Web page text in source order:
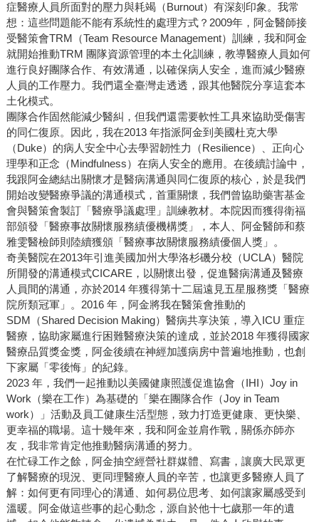
症醫療人員所面對的壓力與耗竭（Burnout）有深刻印象。我常
想：這些問題能不能有系統性的處理方式？2009年，阿金醫師接
受醫策會TRM（Team Resource Management）訓練，我和阿金
就開始推動TRM 團隊資源管理的本土化訓練，教導醫療人員如何
進行良好團隊合作、有效溝通，以確保病人安全，進而減少醫療
人員的工作壓力。我們還全臺灣走透透，跟其他醫院分享這套本
土化模式。
團隊合作固然能減少醫糾，但我們還需要軟性工具來協助受傷害
的同仁復原。因此，我在2013 年指派阿金到美國杜克大學
（Duke）的病人安全中心去學習韌性力（Resilience）、正向心
理學和正念（Mindfulness）在病人安全的應用。在後續討論中，
我跟阿金總結出關懷才是醫病溝通與同仁復原的核心，於是我們
開始改變醫療爭議的溝通模式，首重關懷，我們曾協助藥害基金
會與醫策會製訂「醫療爭議處理」訓練教材。本院因而獲得衛福
部頒發「醫療事故關懷服務績優機構獎」，本人、阿金醫師和蔡
雅雯醫檢師則陸續獲頒「醫療事故關懷服務績優個人獎」。
奇美醫院在2013年引進美國加州大學洛杉磯分校（UCLA）醫院
所開發的溝通模式CICARE，以關懷出發，促進醫病溝通及醫療
人員間的溝通，亦於2014 年獲得第十二屆遠見五星服務獎「醫療
院所類冠軍」。2016 年，阿金將我在醫策會推動的
SDM（Shared Decision Making）醫病共享決策，導入ICU 重症
醫療，協助家屬進行困難醫療決策的達成，並於2018 年獲得國家
醫療品質獎金獎，阿金後續在神經加護病房中普遍地推動，也創
下家屬「零後悔」的紀錄。
2023 年，我們一起推動以美國健康照護促進協會（IHI）Joy in
Work（樂在工作）為基礎的「樂在團隊合作（Joy in Team
work）」活動及員工健康生活型態，致力打造更健康、更快樂、
更幸福的職場。這十幾年來，我和阿金並肩作戰，關係亦師亦
友，我非常肯定他推動醫病溝通的努力。
在忙碌工作之餘，阿金抽空經營社群媒體、寫書，讓廣大民眾更
了解醫療的現況、更同理醫療人員的辛苦，也讓更多醫療人員了
解：如何更有同理心的溝通、如何易位思考、如何讓家屬感受到
溫暖。阿金做這些事的起心動念，源自於他十七歲那一年的遺